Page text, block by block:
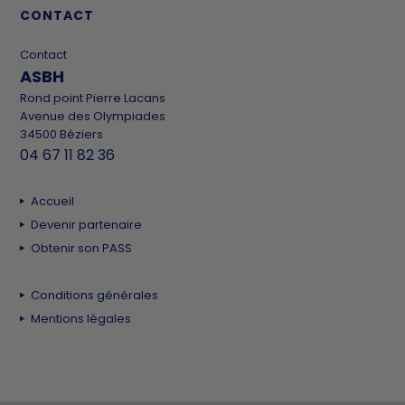
CONTACT
Contact
ASBH
Rond point Pierre Lacans
Avenue des Olympiades
34500 Béziers
04 67 11 82 36
Accueil
Devenir partenaire
Obtenir son PASS
Conditions générales
Mentions légales